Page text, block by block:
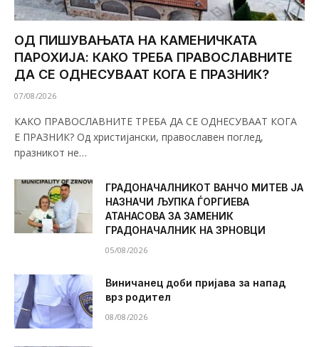
ОД ПИШУВАЊАТА НА КАМЕНИЧКАТА
ПАРОХИЈА: КАКО ТРЕБА ПРАВОСЛАВНИТЕ
ДА СЕ ОДНЕСУВААТ КОГА Е ПРАЗНИК?
07/08/2026
КАКО ПРАВОСЛАВНИТЕ ТРЕБА ДА СЕ ОДНЕСУВААТ КОГА
Е ПРАЗНИК? Од христијански, православен поглед,
празникот не…
ГРАДОНАЧАЛНИКОТ ВАНЧО МИТЕВ ЈА
НАЗНАЧИ ЉУПКА ЃОРГИЕВА
АТАНАСОВА ЗА ЗАМЕНИК
ГРАДОНАЧАЛНИК НА ЗРНОВЦИ
05/08/2026
Виничанец доби пријава за напад
врз родител
08/08/2026